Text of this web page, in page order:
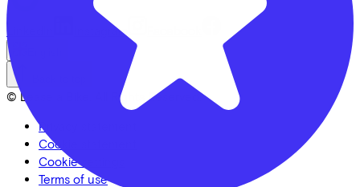
LinkedIn Instagram
© Lease a Bike. All Rights Reserved.
Privacy statement
Cookie statement
Cookie settings
Terms of use